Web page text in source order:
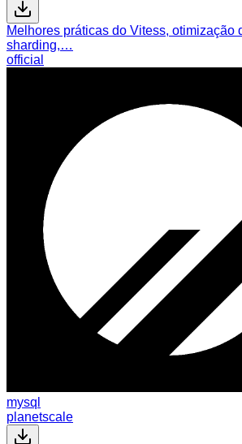
Melhores práticas do Vitess,
sharding,…
official
mysql
planetscale